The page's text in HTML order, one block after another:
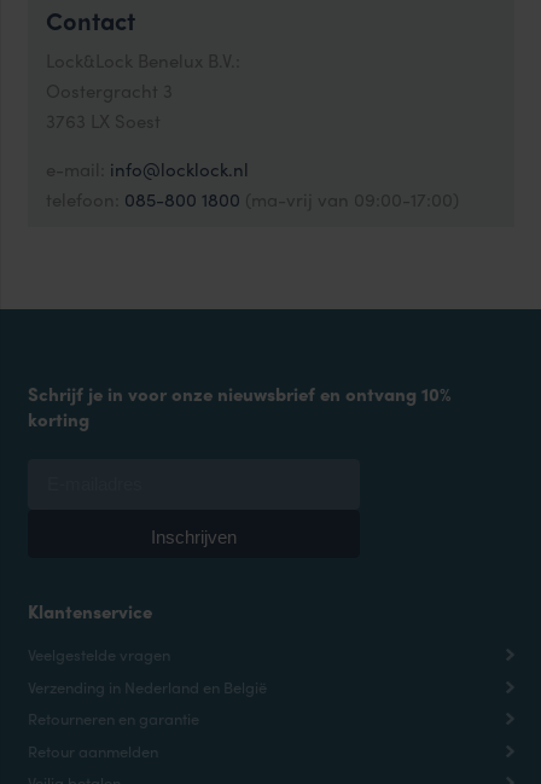
Contact
info@locklock.nl
085-800 1800
Klantenservice
Veelgestelde vragen
Verzending in Nederland en België
Retourneren en garantie
Retour aanmelden
Schrijf je in voor onze nieuwsbrief en ontvang 10%
korting